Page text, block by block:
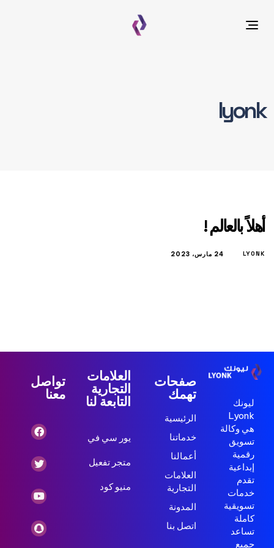
Toggle
lyonk
أهلاً بالعالم !
LYONK 24 مارس، 2023
ليونك
Lyonk
هي وكالة
تسويق
رقمية
إبداعية
تقدم
خدمات
تسويقية
كاملة
تساعد
جميع
صفحات
تهمك
الرئيسية
خدماتنا
أعمالنا
العلامات
التجارية
المدونة
اتصل بنا
العلامات
التجارية
التابعة لنا
يور سي في
متجر تفعيل
منيو كود
تواصل
معنا